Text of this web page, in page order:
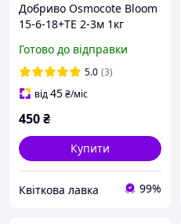
Добриво Osmocote Bloom
15-6-18+ТЕ 2-3м 1кг
Готово до відправки
5.0 (3)
від45₴/міс
450₴
Купити
Квіткова лавка 99%